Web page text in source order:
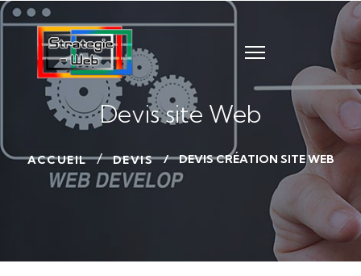
Devis site Web
ACCUEIL DEVIS DEVIS CRÉATION SITE WEB